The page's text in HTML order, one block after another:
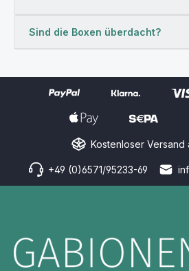
Sind die Boxen überdacht?
Kostenloser Versand
+49 (0)6571/95233-69